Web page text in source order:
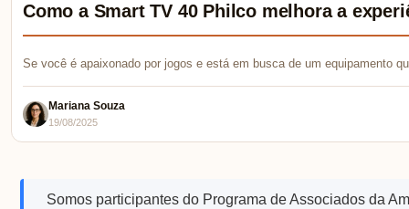
Como a Smart TV 40 Philco melhora a
Se você é apaixonado por jogos e está em busca de um equipamento
Mariana Souza
19/08/2025
Somos participantes do Programa de Associados da